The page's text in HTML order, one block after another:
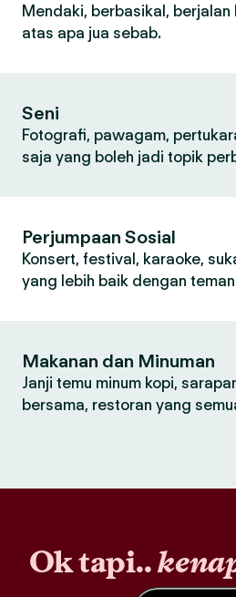
Mendaki, berbasikal,
atas apa jua sebab.
Seni
Fotografi, pawagam,
saja yang boleh jadi topik
Perjumpaan Sosial
Konsert, festival, karaoke,
yang lebih baik dengan
Makanan dan Minuman
Janji temu minum kopi,
bersama, restoran yang
Ok tapi..